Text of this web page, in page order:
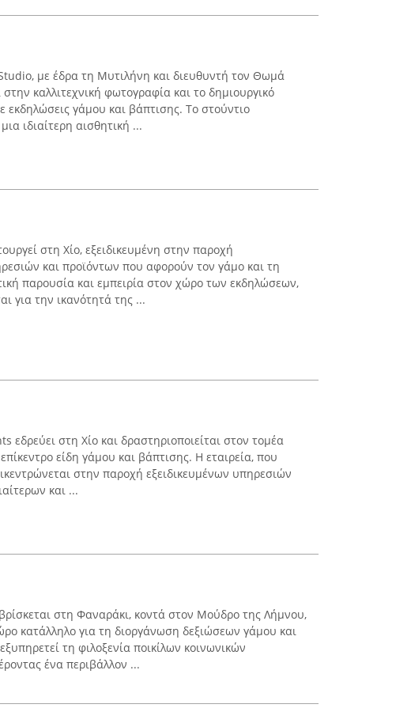
με έδρα τη Μυτιλήνη και διευθυντή τον Θωμά
καλλιτεχνική φωτογραφία και το δημιουργικό
εκδηλώσεις γάμου και βάπτισης. Το στούντιο
ιδιαίτερη αισθητική ...
στη Χίο, εξειδικευμένη στην παροχή
και προϊόντων που αφορούν τον γάμο και τη
παρουσία και εμπειρία στον χώρο των εκδηλώσεων,
για την ικανότητά της ...
εδρεύει στη Χίο και δραστηριοποιείται στον τομέα
είδη γάμου και βάπτισης. Η εταιρεία, που
στην παροχή εξειδικευμένων υπηρεσιών
και ...
στη Φαναράκι, κοντά στον Μούδρο της Λήμνου,
κατάλληλο για τη διοργάνωση δεξιώσεων γάμου και
τη φιλοξενία ποικίλων κοινωνικών
ένα περιβάλλον ...